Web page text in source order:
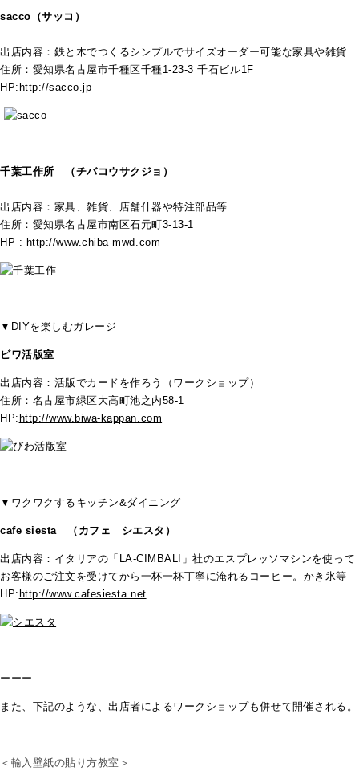
sacco（サッコ）
出店内容：鉄と木でつくるシンプルでサイズオーダー可能な家具や雑貨
住所：愛知県名古屋市千種区千種1-23-3 千石ビル1F
HP: http://sacco.jp
千葉工作所 （チバコウサクジョ）
出店内容：家具、雑貨、店舗什器や特注部品等
住所：愛知県名古屋市南区石元町3-13-1
HP : http://www.chiba-mwd.com
▼DIYを楽しむガレージ
ビワ活版室
出店内容：活版でカードを作ろう（ワークショップ）
住所：名古屋市緑区大高町池之内58-1
HP: http://www.biwa-kappan.com
▼ワクワクするキッチン&ダイニング
cafe siesta （カフェ シエスタ）
出店内容：イタリアの「LA-CIMBALI」社のエスプレッソマシンを使って
お客様のご注文を受けてから一杯一杯丁寧に淹れるコーヒー。かき氷等
HP: http://www.cafesiesta.net
ーーー
また、下記のような、出店者によるワークショップも併せて開催される。
＜輸入壁紙の貼り方教室＞